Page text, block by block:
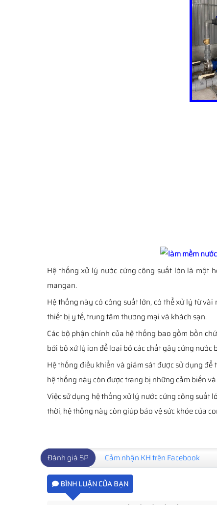
Hệ thống xử lý nước cứng công suất lớn là một
mangan.
Hệ thống này có công suất lớn, có thể xử lý từ
thiết bị y tế, trung tâm thương mại và khách sạn.
Các bộ phận chính của hệ thống bao gồm bồn
bởi bộ xử lý ion để loại bỏ các chất gây cứng
Hệ thống điều khiển và giám sát được sử dụng
hệ thống này còn được trang bị những cảm biến
Việc sử dụng hệ thống xử lý nước cứng công
thời, hệ thống này còn giúp bảo vệ sức khỏe của
Đánh giá SP Cảm nhận KH trên Facebook
BÌNH LUẬN CỦA BẠN